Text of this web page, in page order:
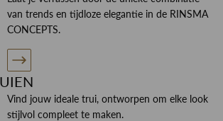
van trends en tijdloze elegantie in de RINSMA
CONCEPTS.
Vind jouw ideale trui, ontworpen om elke look
stijlvol compleet te maken.